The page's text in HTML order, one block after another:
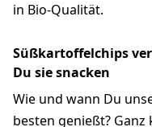
in Bio-Qualität.
Süßkartoffelchips
Du sie snacken
Wie und wann Du
besten genießt?